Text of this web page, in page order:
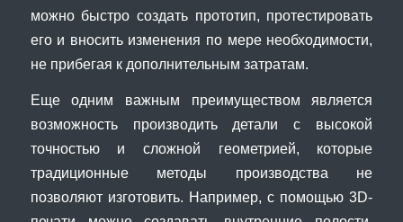
можно быстро создать прототип, протестировать
его и вносить изменения по мере необходимости,
не прибегая к дополнительным затратам.
Еще одним важным преимуществом является
возможность производить детали с высокой
точностью и сложной геометрией, которые
традиционные методы производства не
позволяют изготовить. Например, с помощью 3D-